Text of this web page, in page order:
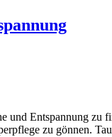
und Entspannung
zu gönnen.